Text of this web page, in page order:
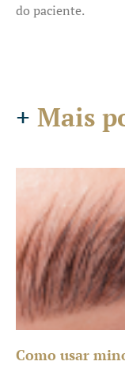
do paciente.
+ Mais
Como usar